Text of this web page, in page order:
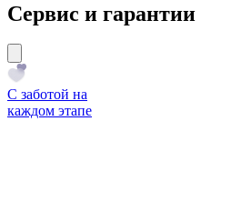
Сервис и гарантии
С заботой на
каждом этапе